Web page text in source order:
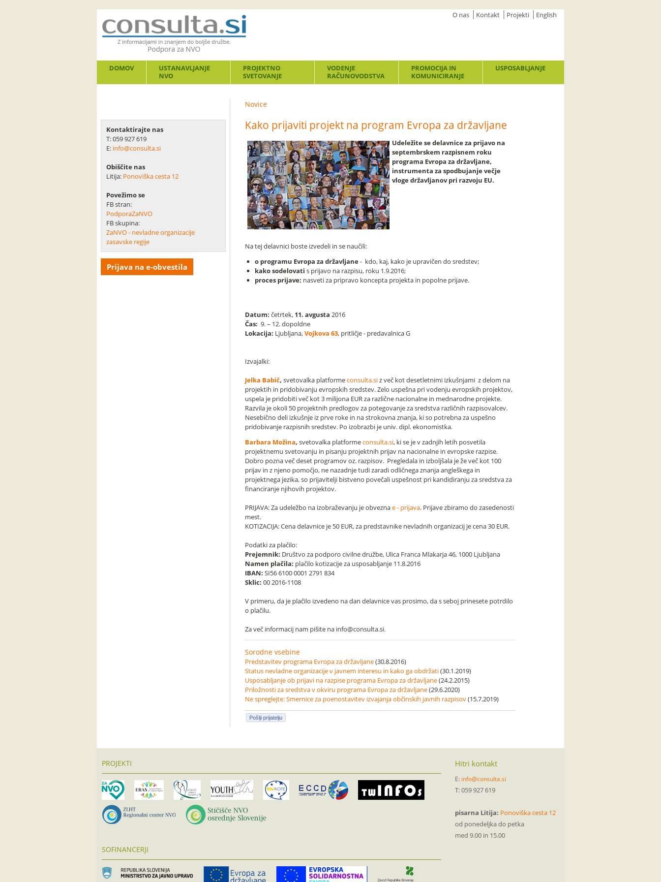
O nas Kontakt Projekti English
DOMOV
USTANAVLJANJE
NVO
PROJEKTNO
SVETOVANJE
VODENJE
RAČUNOVODSTVA
PROMOCIJA IN
KOMUNICIRANJE
USPOSABLJANJE
Kontaktirajte nas
T: 059 927 619
E: info@consulta.si
Obiščite nas
Litija: Ponoviška cesta 12
Povežimo se
FB stran:
PodporaZaNVO
FB skupina:
ZaNVO - nevladne organizacije
zasavske regije
Prijava na e-obvestila
Novice
Kako prijaviti projekt na program Evropa za državljane
Udeležite se delavnice za prijavo na
septembrskem razpisnem roku
programa Evropa za državljane,
instrumenta za spodbujanje večje
vloge državljanov pri razvoju EU.
Na tej delavnici boste izvedeli in se naučili:
o programu Evropa za državljane- kdo, kaj, kako je upravičen do sredstev;
kako sodelovati s prijavo na razpisu, roku 1.9.2016;
proces prijave: nasveti za pripravo koncepta projekta in popolne prijave.
Datum: četrtek, 11. avgusta 2016
Čas: 9. – 12. dopoldne
Lokacija: Ljubljana,Vojkova 63, pritličje - predavalnica G
Izvajalki:
Jelka Babič, svetovalka platformeconsulta.siz več kot desetletnimi izkušnjami z delom na
projektih in pridobivanju evropskih sredstev. Zelo uspešna pri vodenju evropskih projektov,
uspela je pridobiti več kot 3 milijona EUR za različne nacionalne in mednarodne projekte.
Razvila je okoli 50 projektnih predlogov za potegovanje za sredstva različnih razpisovalcev.
Nesebično deli izkušnje iz prve roke in na strokovna znanja, ki so potrebna za uspešno
pridobivanje razpisnih sredstev. Po izobrazbi je univ. dipl. ekonomistka.
Barbara Možina, svetovalka platformeconsulta.si, ki se je v zadnjih letih posvetila
projektnemu svetovanju in pisanju projektnih prijav na nacionalne in evropske razpise.
Dobro pozna več deset programov oz. razpisov. Pregledala in izboljšala je že več kot 100
prijav in z njeno pomočjo, ne nazadnje tudi zaradi odličnega znanja angleškega in
projektnega jezika, so prijavitelji bistveno povečali uspešnost pri kandidiranju za sredstva za
financiranje njihovih projektov.
PRIJAVA: Za udeležbo na izobraževanju je obveznae - prijava. Prijave zbiramo do zasedenosti
mest.
KOTIZACIJA: Cena delavnice je 50 EUR, za predstavnike nevladnih organizacij je cena 30 EUR.
Podatki za plačilo:
Prejemnik: Društvo za podporo civilne družbe, Ulica Franca Mlakarja 46, 1000 Ljubljana
Namen plačila: plačilo kotizacije za usposabljanje 11.8.2016
IBAN: SI56 6100 0001 2791 834
Sklic: 00 2016-1108
V primeru, da je plačilo izvedeno na dan delavnice vas prosimo, da s seboj prinesete potrdilo
o plačilu.
Za več informacij nam pišite na info@consulta.si.
Sorodne vsebine
Predstavitev programa Evropa za državljane(30.8.2016)
Status nevladne organizacije v javnem interesu in kako ga obdržati(30.1.2019)
Usposabljanje ob prijavi na razpise programa Evropa za državljane(24.2.2015)
Priložnosti za sredstva v okviru programa Evropa za državljane(29.6.2020)
Ne spreglejte: Smernice za poenostavitev izvajanja občinskih javnih razpisov(15.7.2019)
Pošlji prijatelju
PROJEKTI
SOFINANCERJI
Hitri kontakt
E: info@consulta.si
T: 059 927 619
pisarna Litija: Ponoviška cesta 12
od ponedeljka do petka
med 9.00 in 15.00